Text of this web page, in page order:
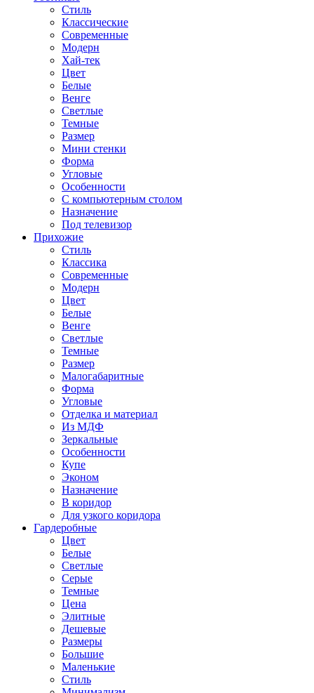
Стиль
Классические
Современные
Модерн
Хай-тек
Цвет
Белые
Венге
Светлые
Темные
Размер
Мини стенки
Форма
Угловые
Особенности
С компьютерным столом
Назначение
Под телевизор
Прихожие
Стиль
Классика
Современные
Модерн
Цвет
Белые
Венге
Светлые
Темные
Размер
Малогабаритные
Форма
Угловые
Отделка и материал
Из МДФ
Зеркальные
Особенности
Купе
Эконом
Назначение
В коридор
Для узкого коридора
Гардеробные
Цвет
Белые
Светлые
Серые
Темные
Цена
Элитные
Дешевые
Размеры
Большие
Маленькие
Стиль